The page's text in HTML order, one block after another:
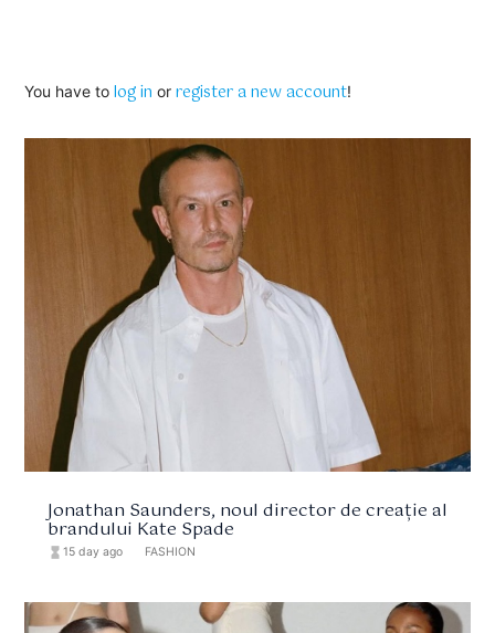
You have tolog in orregister a new account!
Jonathan Saunders, noul director de creație al
brandului Kate Spade
hourglass_full 15 day ago FASHION